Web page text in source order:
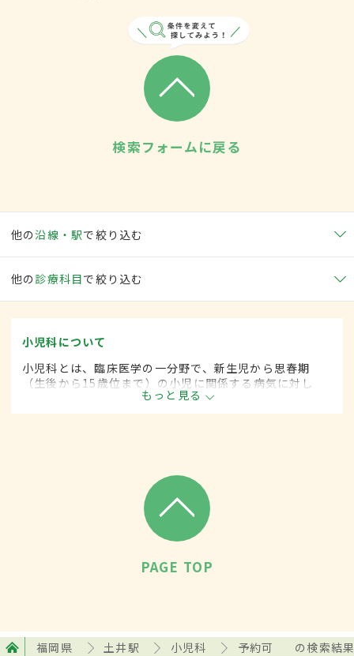
検索フォームに戻る
他の沿線・駅で絞り込む
他の 診療科目で絞り込む
小児科について
小児科とは、臨床医学の一分野で、新生児から思春期
（生後から15歳位まで）の小児に関係する病気に対し
て、内科的な治療をします。
もっと見る
PAGE TOP
福岡県 土井駅 小児科 予約可 の検索結